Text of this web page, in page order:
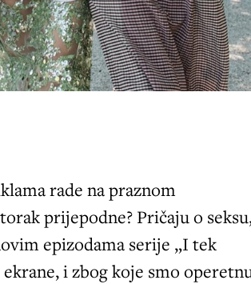
rade na praznom
prijepodne? Pričaju o
epizodama serije „I tek
i zbog koje smo